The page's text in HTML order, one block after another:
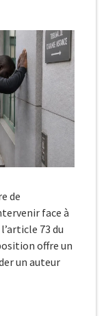
de
face à
73 du
offre un
un auteur